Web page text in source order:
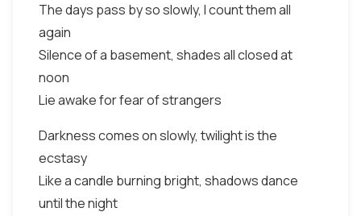
The days pass by so slowly, I count them all
again
Silence of a basement, shades all closed at
noon
Lie awake for fear of strangers
Darkness comes on slowly, twilight is the
ecstasy
Like a candle burning bright, shadows dance
until the night